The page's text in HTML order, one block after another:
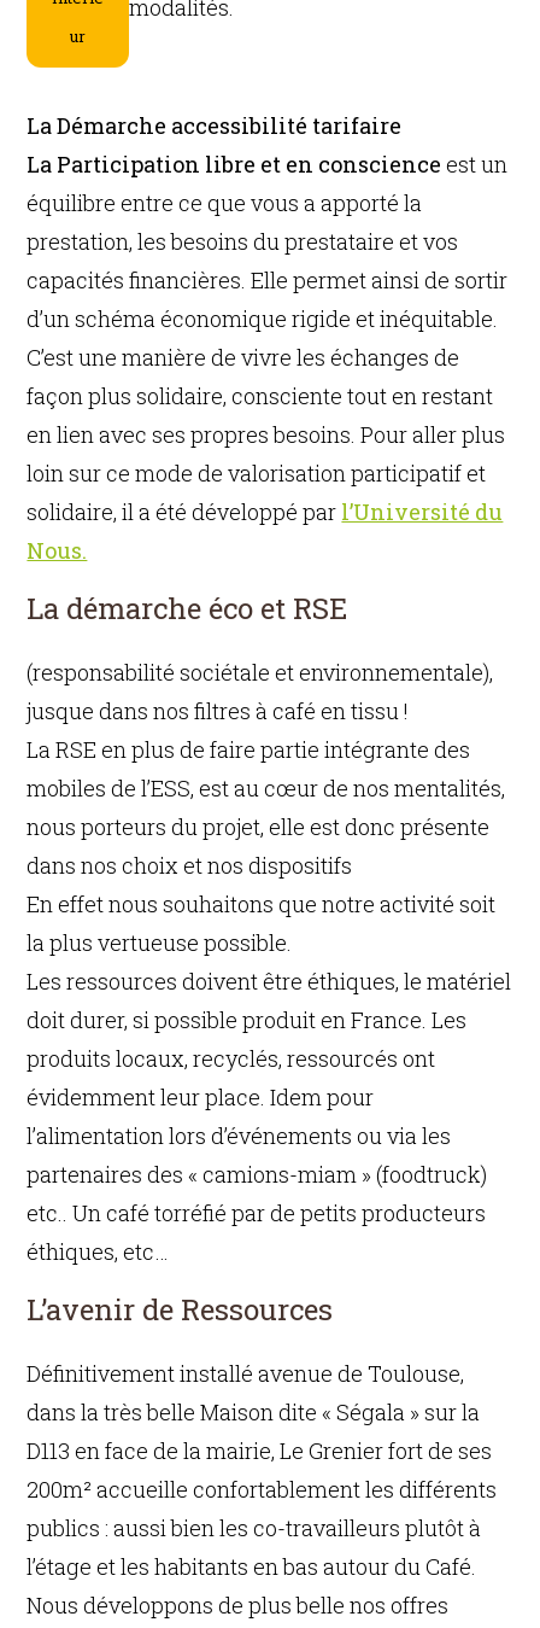
ur
modalités.
La Démarche accessibilité tarifaire
La Participation libre et en conscience est un
équilibre entre ce que vous a apporté la
prestation, les besoins du prestataire et vos
capacités financières. Elle permet ainsi de sortir
d’un schéma économique rigide et inéquitable.
C’est une manière de vivre les échanges de
façon plus solidaire, consciente tout en restant
en lien avec ses propres besoins. Pour aller plus
loin sur ce mode de valorisation participatif et
solidaire, il a été développé par l’Université du
Nous.
La démarche éco et RSE
(responsabilité sociétale et environnementale),
jusque dans nos filtres à café en tissu !
La RSE en plus de faire partie intégrante des
mobiles de l’ESS, est au cœur de nos mentalités,
nous porteurs du projet, elle est donc présente
dans nos choix et nos dispositifs
En effet nous souhaitons que notre activité soit
la plus vertueuse possible.
Les ressources doivent être éthiques, le matériel
doit durer, si possible produit en France. Les
produits locaux, recyclés, ressourcés ont
évidemment leur place. Idem pour
l’alimentation lors d’événements ou via les
partenaires des « camions-miam » (foodtruck)
etc.. Un café torréfié par de petits producteurs
éthiques, etc…
L’avenir de Ressources
Définitivement installé avenue de Toulouse,
dans la très belle Maison dite « Ségala » sur la
D113 en face de la mairie, Le Grenier fort de ses
200m² accueille confortablement les différents
publics : aussi bien les co-travailleurs plutôt à
l’étage et les habitants en bas autour du Café.
Nous développons de plus belle nos offres